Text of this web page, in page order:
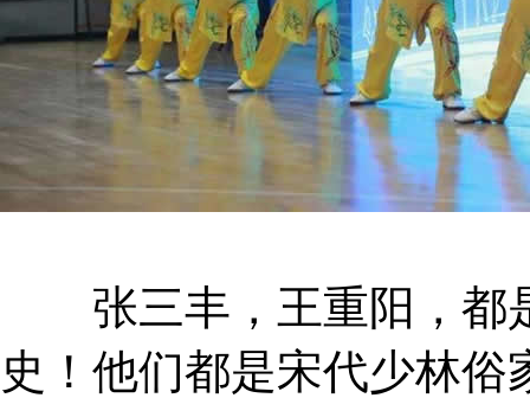
张三丰，王重阳，都
史！他们都是宋代少林